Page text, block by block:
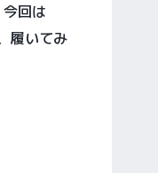
回は
履いてみ